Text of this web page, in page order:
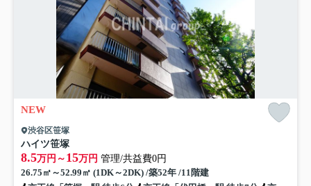
NEW
渋谷区笹塚
ハイツ笹塚
8.5万円～ 15万円 管理/共益費0円
26.75㎡～52.99㎡ (1DK～2DK) /築52年 /11階建